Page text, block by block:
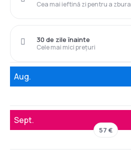
Cea mai ieftină zi pentru a zbura
Cele mai mici prețuri
30 de zile înainte
Aug.
Sept.
57 €